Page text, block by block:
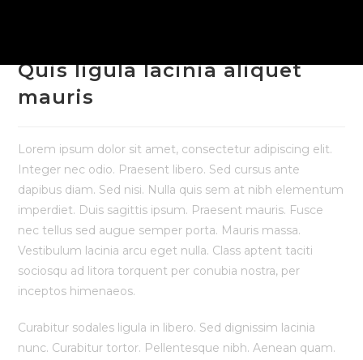
Quis ligula lacinia aliquet
mauris
Lorem ipsum dolor sit amet, consectetur adipiscing elit.
Integer nec odio. Praesent libero. Sed cursus ante
dapibus diam. Sed nisi. Nulla quis sem at nibh elementum
imperdiet. Duis sagittis ipsum. Praesent mauris. Fusce
nec tellus sed augue semper porta. Mauris massa.
Vestibulum lacinia arcu eget nulla. Class aptent taciti
sociosqu ad litora torquent per conubia nostra, per
inceptos himenaeos.
Curabitur sodales ligula in libero. Sed dignissim lacinia
nunc. Curabitur tortor. Pellentesque nibh. Aenean quam.